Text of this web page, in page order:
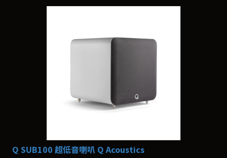
Q SUB100 超低音喇叭 Q Acoustics